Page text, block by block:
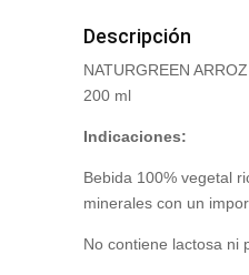
Descripción
NATURGREEN
200 ml
Indicaciones:
Bebida 100% vegetal
minerales con un
No contiene lactosa ni